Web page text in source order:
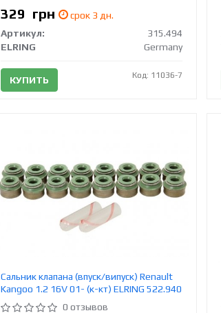
329 грн
срок 3 дн.
Артикул:
315.494
ELRING
Germany
КУПИТЬ Код: 11036-7
Сальник клапана (впуск/випуск) Renault
Kangoo 1.2 16V 01- (к-кт) ELRING 522.940
0 отзывов